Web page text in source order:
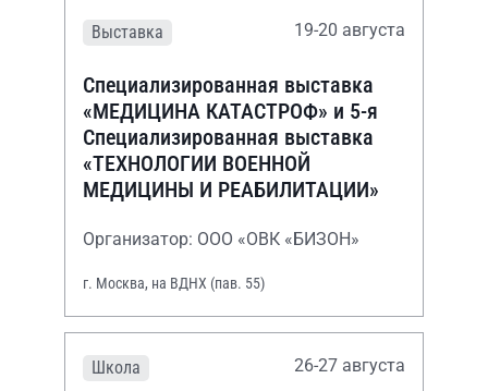
Выставка 19-20 августа
Специализированная выставка
«МЕДИЦИНА КАТАСТРОФ» и 5-я
Специализированная выставка
«ТЕХНОЛОГИИ ВОЕННОЙ
МЕДИЦИНЫ И РЕАБИЛИТАЦИИ»
Организатор: ООО «ОВК «БИЗОН»
г. Москва, на ВДНХ (пав. 55)
Школа 26-27 августа